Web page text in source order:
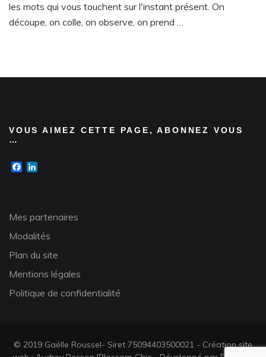
les mots qui vous touchent sur l'instant présent. On
découpe, on colle, on observe, on prend …
VOUS AIMEZ CETTE PAGE, ABONNEZ VOUS
…
Facebook
Mes partenaires
Modalités
Plan du site
Mentions légales
Politique de confidentialité
© 2019 Gaëlle Roussel- Siret 75094403500021 - Création site